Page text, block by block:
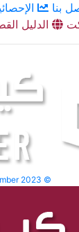
بنا
الدليل
2023 ©